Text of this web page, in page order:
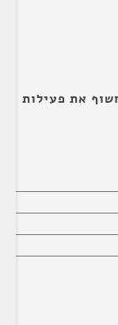
את פעילות